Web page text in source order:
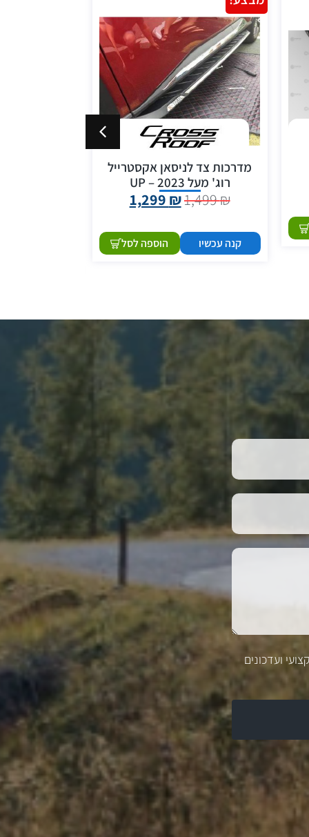
מדרכות צד לניסאן אקסטרייל
רוג' מעל 2023 – UP
1,499₪
1,299 ₪
קנה עכשיו הוספה לסל
ועדכונים